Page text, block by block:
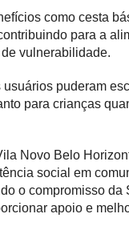
como cesta
para a
vulnerabilidade.
usuários puderam
para crianças
Novo Belo
social em
o compromisso da
apoio e